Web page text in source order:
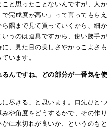
と思ったことないんですが、人か
完成度が高い」って言ってもらえ
隅まで見て買っていくから、細か
うのは道具ですから、使い勝手が
、見た目の美しさやかっこよさも
います。
んですね。どの部分が一番気を使
尽きる」と思います。口先ひとつ
や角度をどうするかで、その作り
に水切れが良いか、というのもと